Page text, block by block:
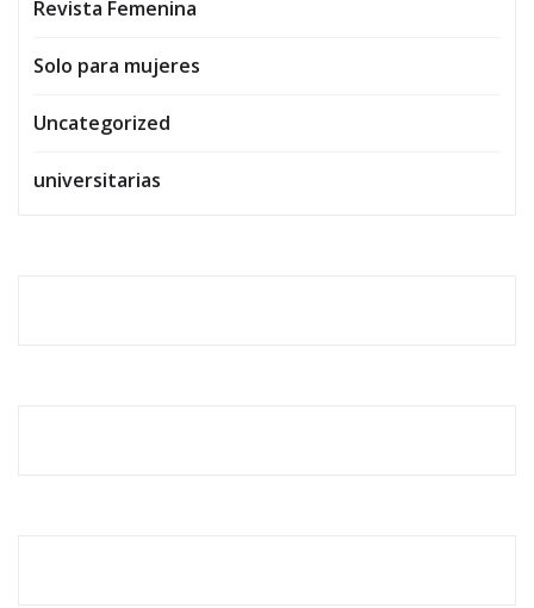
Revista Femenina
Solo para mujeres
Uncategorized
universitarias